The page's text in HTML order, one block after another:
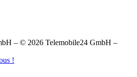
– © 2026 Telemobile24 GmbH –
!